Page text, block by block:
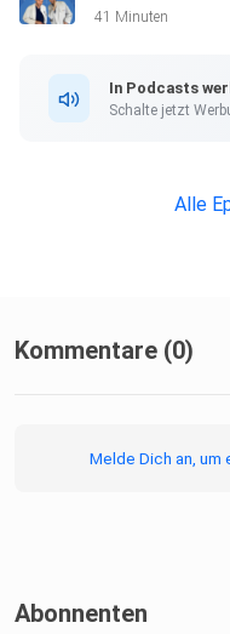
Lebererkrankung sein,
Tacke: https://
41 Minuten
In Podcasts
Schalte jetzt
Alle
Kommentare (0)
Melde Dich an, um
Abonnenten